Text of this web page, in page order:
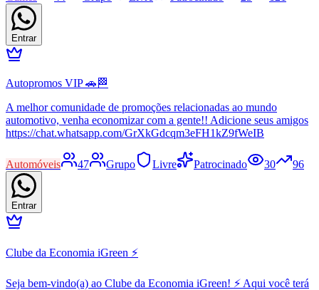
Entrar
Autopromos VIP 🚗🏁
A melhor comunidade de promoções relacionadas ao mundo
automotivo, venha economizar com a gente!! Adicione seus amigos
https://chat.whatsapp.com/GrXkGdcqm3eFH1kZ9fWeIB
Automóveis 47 Grupo Livre Patrocinado 30 96
Entrar
Clube da Economia iGreen ⚡
Seja bem-vindo(a) ao Clube da Economia iGreen! ⚡ Aqui você terá